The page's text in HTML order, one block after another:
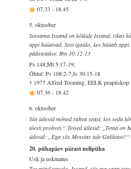
07.33 - 18.45
5. oktoober
Seesama Issand on kõikide Issand, rikas
appi hüüavad. Sest igaüks, kes hüüab appi
päästetakse. Rm 10:12-13
Ps 148;Mt 5:17-19;
Õhtul: Ps 108:2-7;Js 30:15-18
† 1977 Alfred Tooming, EELK peapiiskop
07.36- 18.42
6. oktoober
Siis ütlesid mõned rahva seast, kes seda
tõesti prohvet.“ Teised ütlesid: „Tema on
ütlesid: „Ega siis Messias tule
20. pühapäev pärast nelipüha
Usk ja uskmatus